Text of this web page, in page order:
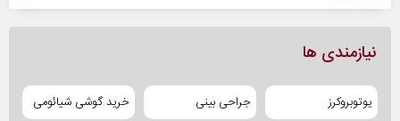
نیازمندی ها
یوتوبروکرز جراحی بینی خرید گوشی شیائومی